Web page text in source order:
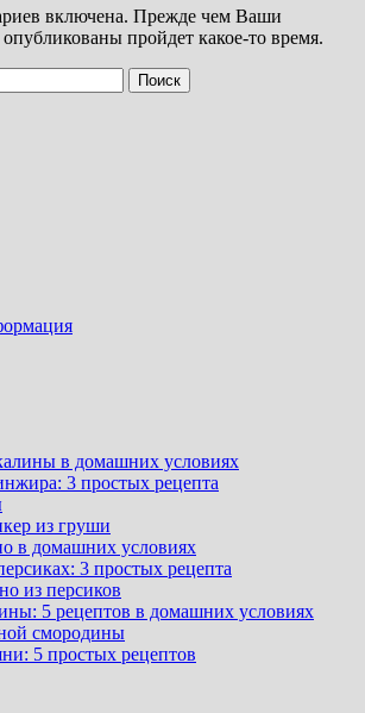
включена. Прежде чем Ваши
пройдет какое-то время.
в домашних условиях
3 простых рецепта
из груши
в домашних условиях
3 простых рецепта
из персиков
5 рецептов в домашних условиях
смородины
5 простых рецептов